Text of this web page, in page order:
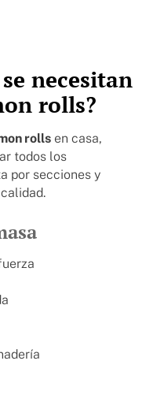
necesitan
rolls?
rolls en casa,
todos los
por secciones y